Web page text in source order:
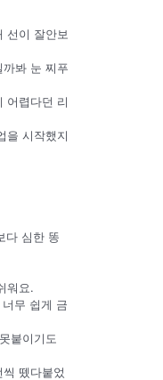
선이 잘안보
봐 눈 찌푸
어렵다던 리
을 시작했지
다 심한 똥
워요.
무 쉽게 금
붙이기도
뗐다붙었